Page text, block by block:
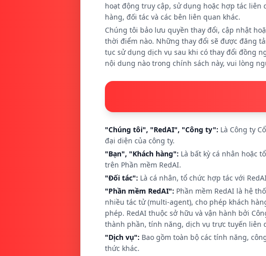
hoạt động truy cập, sử dụng hoặc hợp tác
hàng, đối tác và các bên liên quan khác.
Chúng tôi bảo lưu quyền thay đổi, cập nhật
thời điểm nào. Những thay đổi sẽ được đăng
tục sử dụng dịch vụ sau khi có thay đổi đồng
nội dung nào trong chính sách này, vui lòng
"Chúng tôi", "RedAI", "Công ty": Là Công ty
đại diện của công ty.
"Bạn", "Khách hàng": Là bất kỳ cá nhân hoặc
trên Phần mềm RedAI.
"Đối tác": Là cá nhân, tổ chức hợp tác với
"Phần mềm RedAI": Phần mềm RedAI là hệ
nhiều tác tử (multi-agent), cho phép khách
phép. RedAI thuộc sở hữu và vận hành bởi
thành phần, tính năng, dịch vụ trực tuyến liên
"Dịch vụ": Bao gồm toàn bộ các tính năng,
thức khác.